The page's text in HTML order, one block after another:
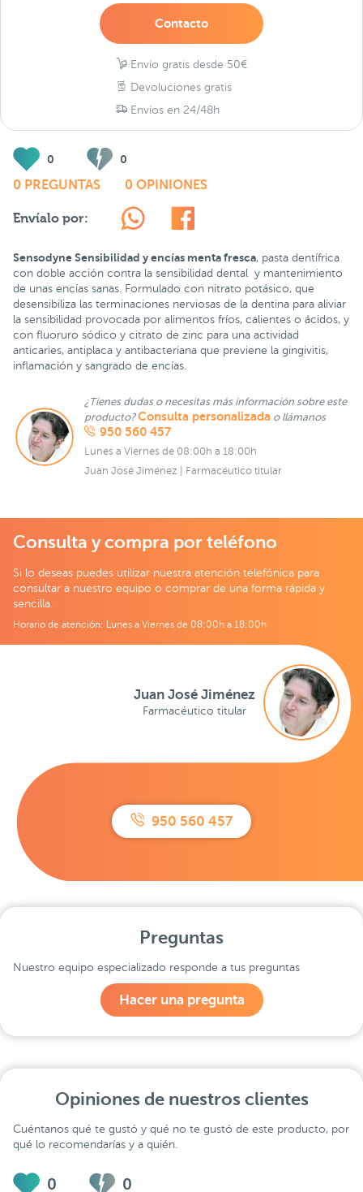
Contacto
Envío gratis desde 50€
Devoluciones gratis
Envíos en 24/48h
0 0
0 PREGUNTAS 0 OPINIONES
Envíalo por:
Sensodyne Sensibilidad y encías menta fresca, pasta dentífrica
con doble acción contra la sensibilidad dental y mantenimiento
de unas encías sanas. Formulado con nitrato potásico, que
desensibiliza las terminaciones nerviosas de la dentina para aliviar
la sensibilidad provocada por alimentos fríos, calientes o ácidos, y
con fluoruro sódico y citrato de zinc para una actividad
anticaries, antiplaca y antibacteriana que previene la gingivitis,
inflamación y sangrado de encías.
¿Tienes dudas o necesitas más información sobre este
producto?Consulta personalizada o llámanos
950 560 457
Lunes a Viernes de 08:00h a 18:00h
Juan José Jiménez | Farmacéutico titular
Consulta y compra por teléfono
Si lo deseas puedes utilizar nuestra atención telefónica para
consultar a nuestro equipo o comprar de una forma rápida y
sencilla.
Horario de atención: Lunes a Viernes de 08:00h a 18:00h
950 560 457
Juan José Jiménez
Farmacéutico titular
Preguntas
Nuestro equipo especializado responde a tus preguntas
Hacer una pregunta
Opiniones de nuestros clientes
Cuéntanos qué te gustó y qué no te gustó de este producto, por
qué lo recomendarías y a quién.
0 0